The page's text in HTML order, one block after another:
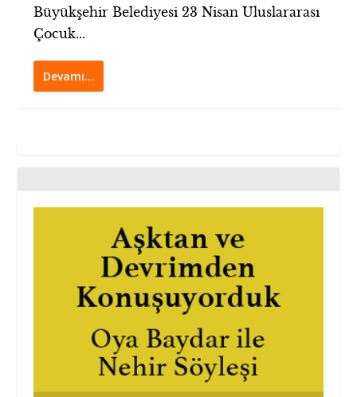
Büyükşehir Belediyesi 23 Nisan Uluslararası
Çocuk...
Devamı…